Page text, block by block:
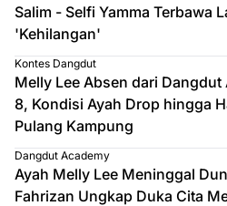
Salim - Selfi Yamma Terbawa
'Kehilangan'
Kontes Dangdut
Melly Lee Absen dari Dangdut
8, Kondisi Ayah Drop hingga
Pulang Kampung
Dangdut Academy
Ayah Melly Lee Meninggal
Fahrizan Ungkap Duka Cita